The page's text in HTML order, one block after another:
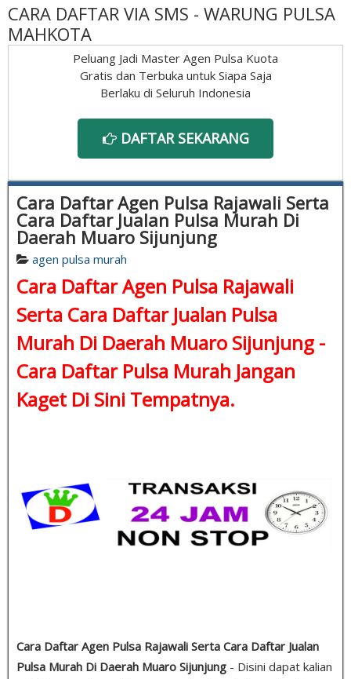
CARA DAFTAR VIA SMS - WARUNG PULSA
MAHKOTA
Peluang Jadi Master Agen Pulsa Kuota
Gratis dan Terbuka untuk Siapa Saja
Berlaku di Seluruh Indonesia
DAFTAR SEKARANG
Cara Daftar Agen Pulsa Rajawali Serta
Cara Daftar Jualan Pulsa Murah Di
Daerah Muaro Sijunjung
agen pulsa murah
Cara Daftar Agen Pulsa Rajawali
Serta Cara Daftar Jualan Pulsa
Murah Di Daerah Muaro Sijunjung -
Cara Daftar Pulsa Murah Jangan
Kaget Di Sini Tempatnya.
Cara Daftar Agen Pulsa Rajawali Serta Cara Daftar Jualan
Pulsa Murah Di Daerah Muaro Sijunjung - Disini dapat kalian